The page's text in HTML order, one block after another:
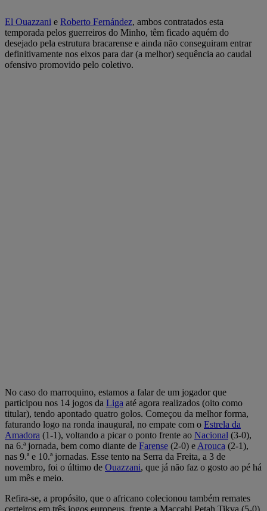
El Ouazzani e Roberto Fernández, ambos contratados esta
temporada pelos guerreiros do Minho, têm ficado aquém do
desejado pela estrutura bracarense e ainda não conseguiram entrar
definitivamente nos eixos para dar (a melhor) sequência ao caudal
ofensivo promovido pelo coletivo.
No caso do marroquino, estamos a falar de um jogador que
participou nos 14 jogos da Liga até agora realizados (oito como
titular), tendo apontado quatro golos. Começou da melhor forma,
faturando logo na ronda inaugural, no empate com o Estrela da
Amadora (1-1), voltando a picar o ponto frente ao Nacional (3-0),
na 6.ª jornada, bem como diante de Farense (2-0) e Arouca (2-1),
nas 9.ª e 10.ª jornadas. Esse tento na Serra da Freita, a 3 de
novembro, foi o último de Ouazzani, que já não faz o gosto ao pé há
um mês e meio.
Refira-se, a propósito, que o africano colecionou também remates
certeiros em três jogos europeus, frente a Maccabi Petah Tikva (5-0),